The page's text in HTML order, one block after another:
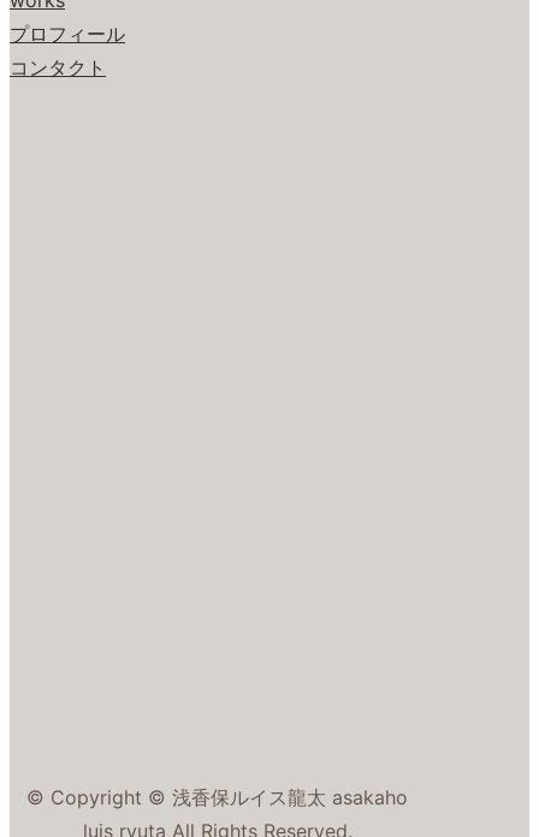
プロフィール
コンタクト
© Copyright © 浅香保ルイス龍太 asakaho
luis ryuta All Rights Reserved.